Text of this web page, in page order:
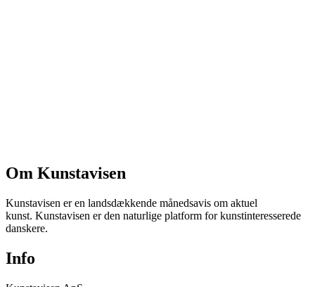
Om Kunstavisen
Kunstavisen er en landsdækkende månedsavis om aktuel
kunst. Kunstavisen er den naturlige platform for kunstinteresserede
danskere.
Info